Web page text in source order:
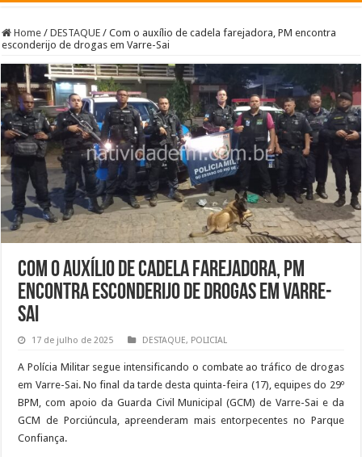
Home / DESTAQUE / Com o auxílio de cadela farejadora, PM encontra
esconderijo de drogas em Varre-Sai
Com o auxílio de cadela farejadora, PM
encontra esconderijo de drogas em Varre-
Sai
17 de julho de 2025 DESTAQUE, POLICIAL
A Polícia Militar segue intensificando o combate ao tráfico de drogas
em Varre-Sai. No final da tarde desta quinta-feira (17), equipes do 29º
BPM, com apoio da Guarda Civil Municipal (GCM) de Varre-Sai e da
GCM de Porciúncula, apreenderam mais entorpecentes no Parque
Confiança.